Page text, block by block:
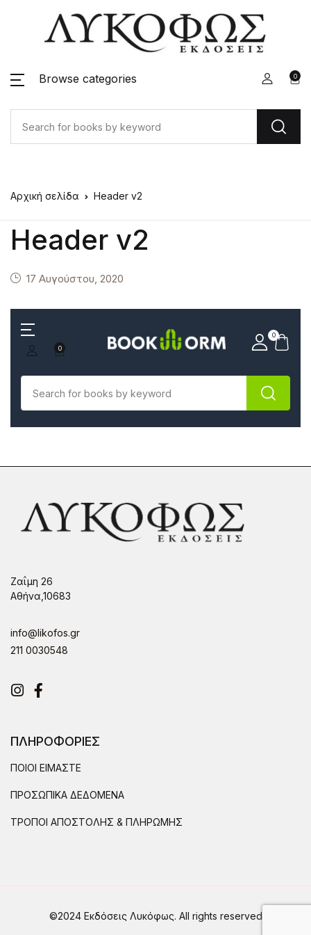
Browse categories 0
Αρχική σελίδα Header v2
Header v2
17 Αυγούστου, 2020
0
0
Ζαΐμη 26
Αθήνα,10683
info@likofos.gr
211 0030548
Instagram
Facebook
ΠΛΗΡΟΦΟΡΙΕΣ
ΠΟΙΟΙ ΕΙΜΑΣΤΕ
ΠΡΟΣΩΠΙΚΑ ΔΕΔΟΜΕΝΑ
ΤΡΟΠΟΙ ΑΠΟΣΤΟΛΗΣ & ΠΛΗΡΩΜΗΣ
©2024 Εκδόσεις Λυκόφως. All rights reserved